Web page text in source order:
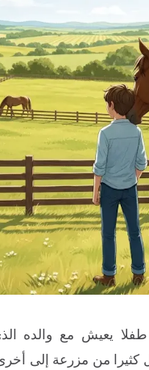
يعيش مع والده
كثيرا من مزرعة إلى